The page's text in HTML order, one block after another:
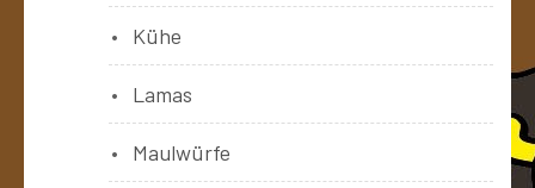
Kühe
Lamas
Maulwürfe